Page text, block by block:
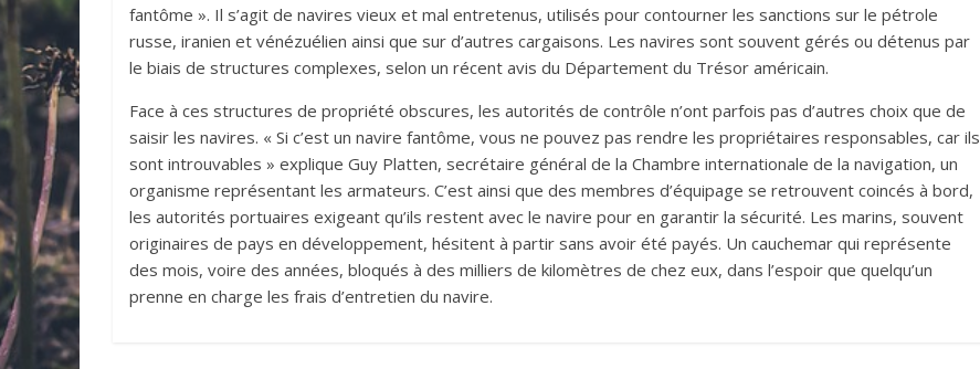
fantôme ». Il s’agit de navires vieux et mal entretenus, utilisés pour contourner les sanctions sur le pétrole
russe, iranien et vénézuélien ainsi que sur d’autres cargaisons. Les navires sont souvent gérés ou détenus par
le biais de structures complexes, selon un récent avis du Département du Trésor américain.
Face à ces structures de propriété obscures, les autorités de contrôle n’ont parfois pas d’autres choix que de
saisir les navires. « Si c’est un navire fantôme, vous ne pouvez pas rendre les propriétaires responsables, car ils
sont introuvables » explique Guy Platten, secrétaire général de la Chambre internationale de la navigation, un
organisme représentant les armateurs. C’est ainsi que des membres d’équipage se retrouvent coincés à bord,
les autorités portuaires exigeant qu’ils restent avec le navire pour en garantir la sécurité. Les marins, souvent
originaires de pays en développement, hésitent à partir sans avoir été payés. Un cauchemar qui représente
des mois, voire des années, bloqués à des milliers de kilomètres de chez eux, dans l’espoir que quelqu’un
prenne en charge les frais d’entretien du navire.